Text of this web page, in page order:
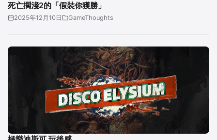
死亡擱淺2的「假裝你獲勝」
2025年12月10日 GameThoughts